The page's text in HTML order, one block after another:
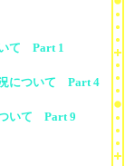
いて Part 1
況について Part 4
ついて Part 9